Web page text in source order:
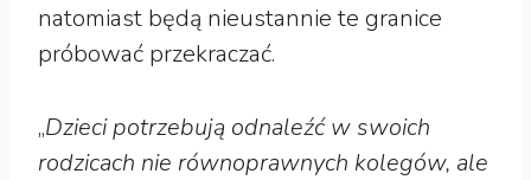
natomiast będą nieustannie te granice
próbować przekraczać.
„Dzieci potrzebują odnaleźć w swoich
rodzicach nie równoprawnych kolegów, ale